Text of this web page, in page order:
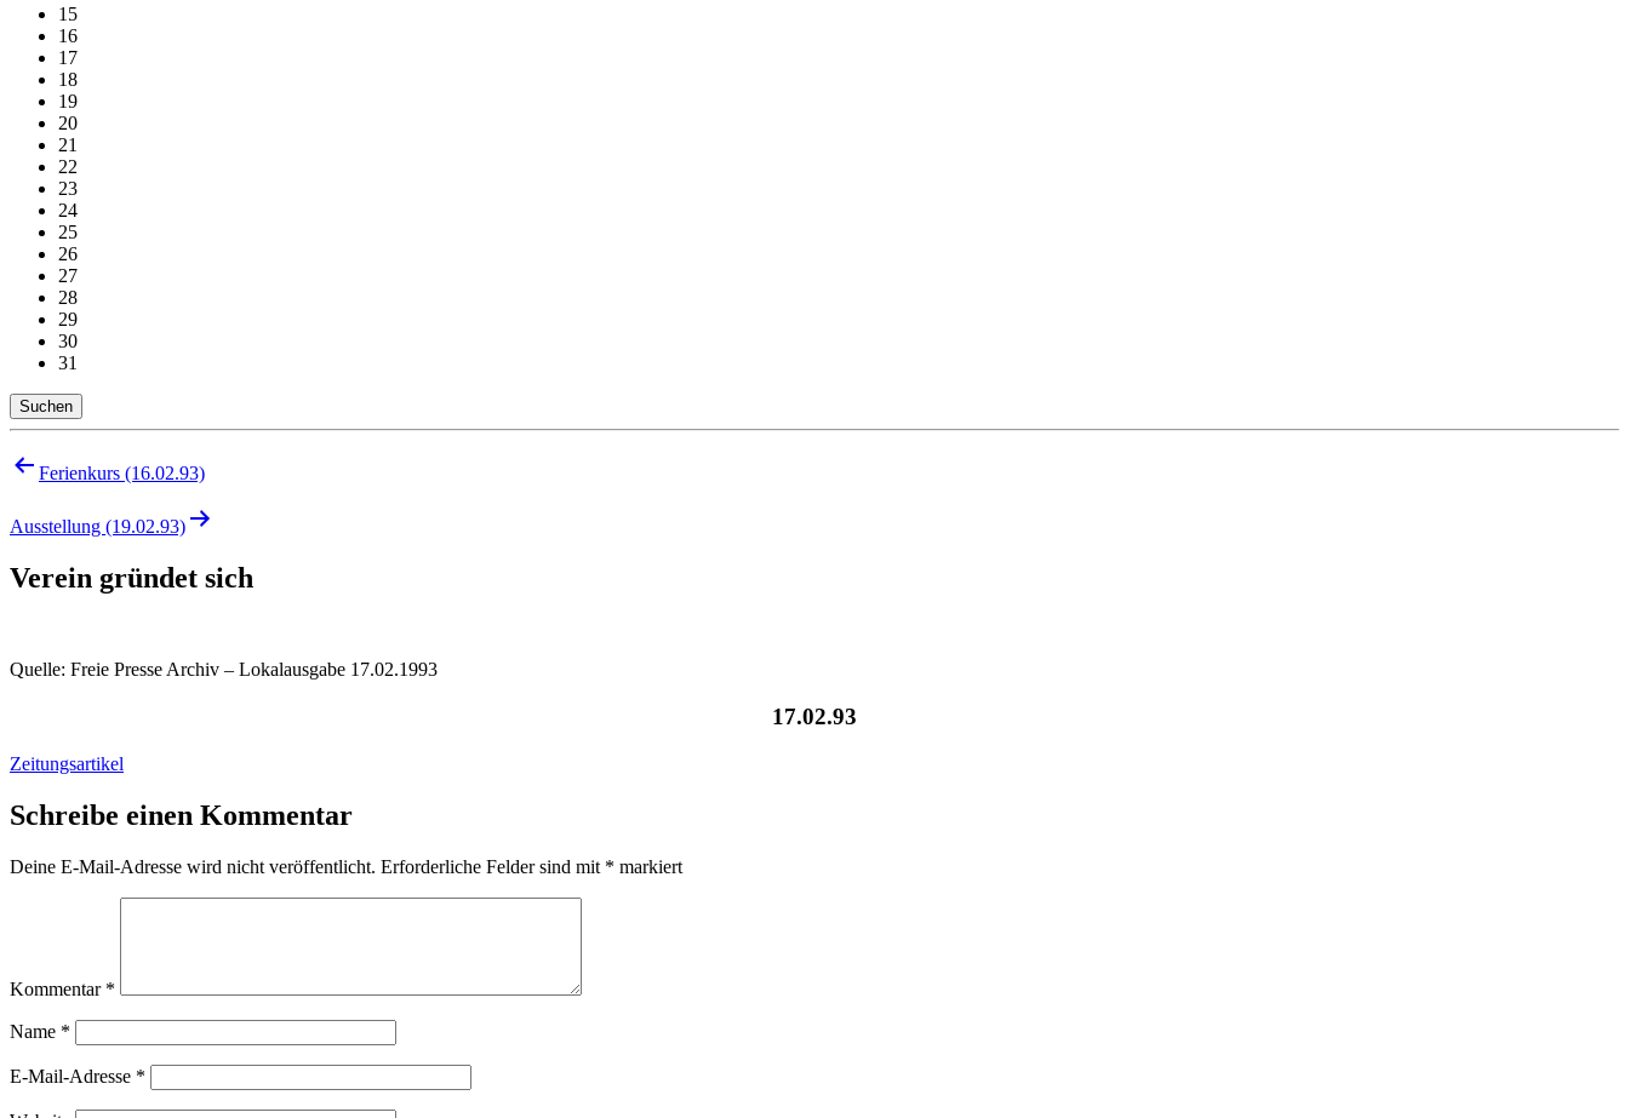
15
16
17
18
19
20
21
22
23
24
25
26
27
28
29
30
31
Suchen
Beitragsnavigation
Ferienkurs (16.02.93)
Ausstellung (19.02.93)
Verein gründet sich
Quelle: Freie Presse Archiv – Lokalausgabe 17.02.1993
17.02.93
Zeitungsartikel
Schreibe einen Kommentar
Deine E-Mail-Adresse wird nicht veröffentlicht. Erforderliche Felder sind mit * markiert
Kommentar *
Name *
E-Mail-Adresse *